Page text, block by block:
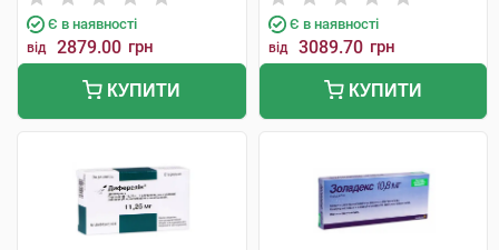
Є в наявності
від 2879.00 грн
КУПИТИ
Є в наявності
від 3089.70 грн
КУПИТИ